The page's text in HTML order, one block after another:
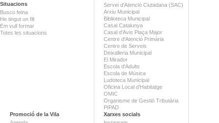
Situacions
Busco feina
He tingut un fill
Em vull formar
Totes les situacions
Servei d'Atenció Ciutadana (SAC)
Arxiu Municipal
Biblioteca Municipal
Casal Catalunya
Casal d'Avis Plaça Major
Centre d'Atenció Primària
Centre de Serveis
Deixalleria Municipal
El Mirador
Escola d'Adults
Escola de Música
Ludoteca Municipal
Oficina Local d'Habitatge
OMIC
Organisme de Gestió Tributària
PIPAD
Promoció de la Vila
Xarxes socials